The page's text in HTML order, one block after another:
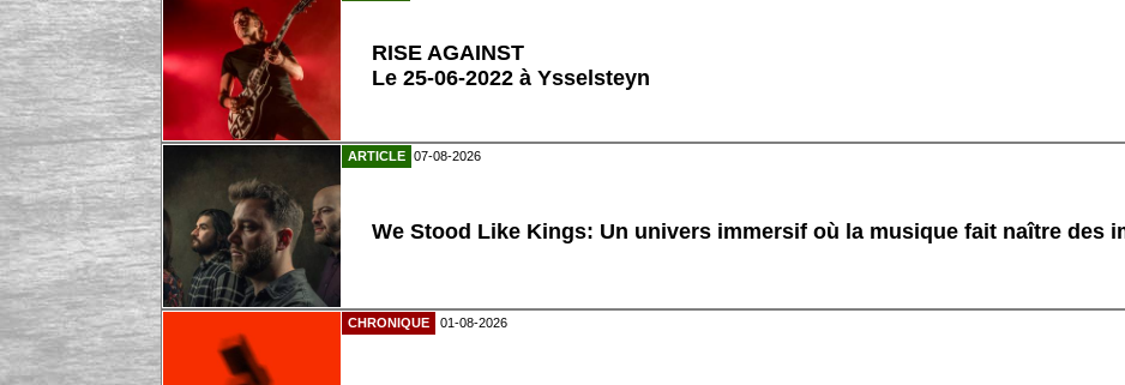
RISE AGAINST
Le 25-06-2022 à Ysselsteyn
ARTICLE 07-08-2026
We Stood Like Kings: Un univers immersif où la musique fait naître des
CHRONIQUE 01-08-2026